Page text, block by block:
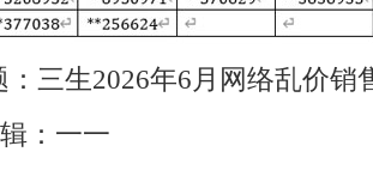
：三生2026年6月网络乱价销
：一一